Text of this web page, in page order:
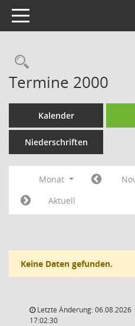
Toggle navigation
Termine 2000
Kalender
Niederschriften
Monat
Aktuell
Keine Daten gefunden.
Letzte Änderung: 06.08.2026
17:02:30